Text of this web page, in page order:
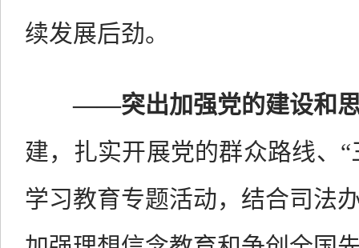
续发展后劲。
——突出加强党的建设和
建，扎实开展党的群众路线、
学习教育专题活动，结合司法